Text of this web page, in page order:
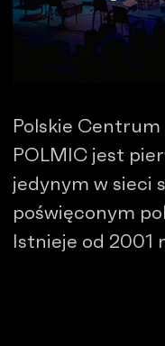
Polskie
POLMIC jest
jedynym w sieci
poświęconym
Istnieje od 2001